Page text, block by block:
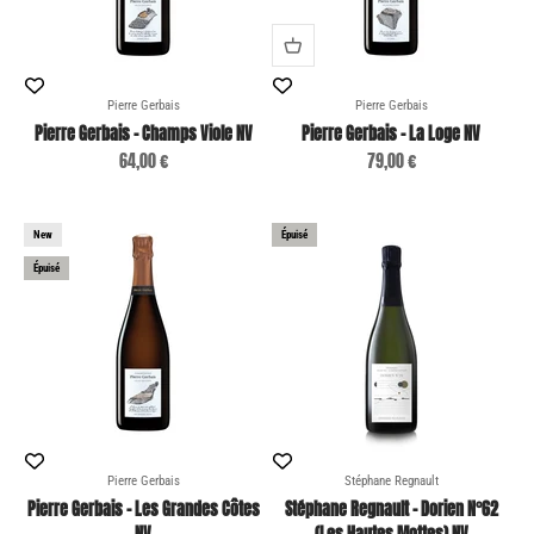
Pierre Gerbais
Pierre Gerbais - Champs Viole NV
Prix de vente
64,00 €
Pierre Gerbais
Pierre Gerbais - La Loge NV
Prix de vente
79,00 €
New
Épuisé
Pierre Gerbais
Pierre Gerbais - Les Grandes Côtes
Épuisé
Stéphane Regnault
Stéphane Regnault - Dorien N°62